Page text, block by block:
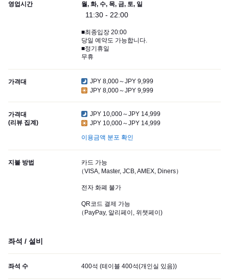
영업시간 월, 화, 수, 목, 금, 토, 일
11:30 - 22:00
■최종입장 20:00
당일 예약도 가능합니다.
■정기휴일
무휴
가격대
JPY 8,000～JPY 9,999
JPY 8,000～JPY 9,999
가격대
(리뷰 집계)
JPY 10,000～JPY 14,999
JPY 10,000～JPY 14,999
이용금액 분포 확인
지불 방법
카드 가능
（VISA, Master, JCB, AMEX, Diners）
전자 화폐 불가
QR코드 결제 가능
（PayPay, 알리페이, 위챗페이)
좌석 / 설비
좌석 수 400석 (테이블 400석(개인실 있음))